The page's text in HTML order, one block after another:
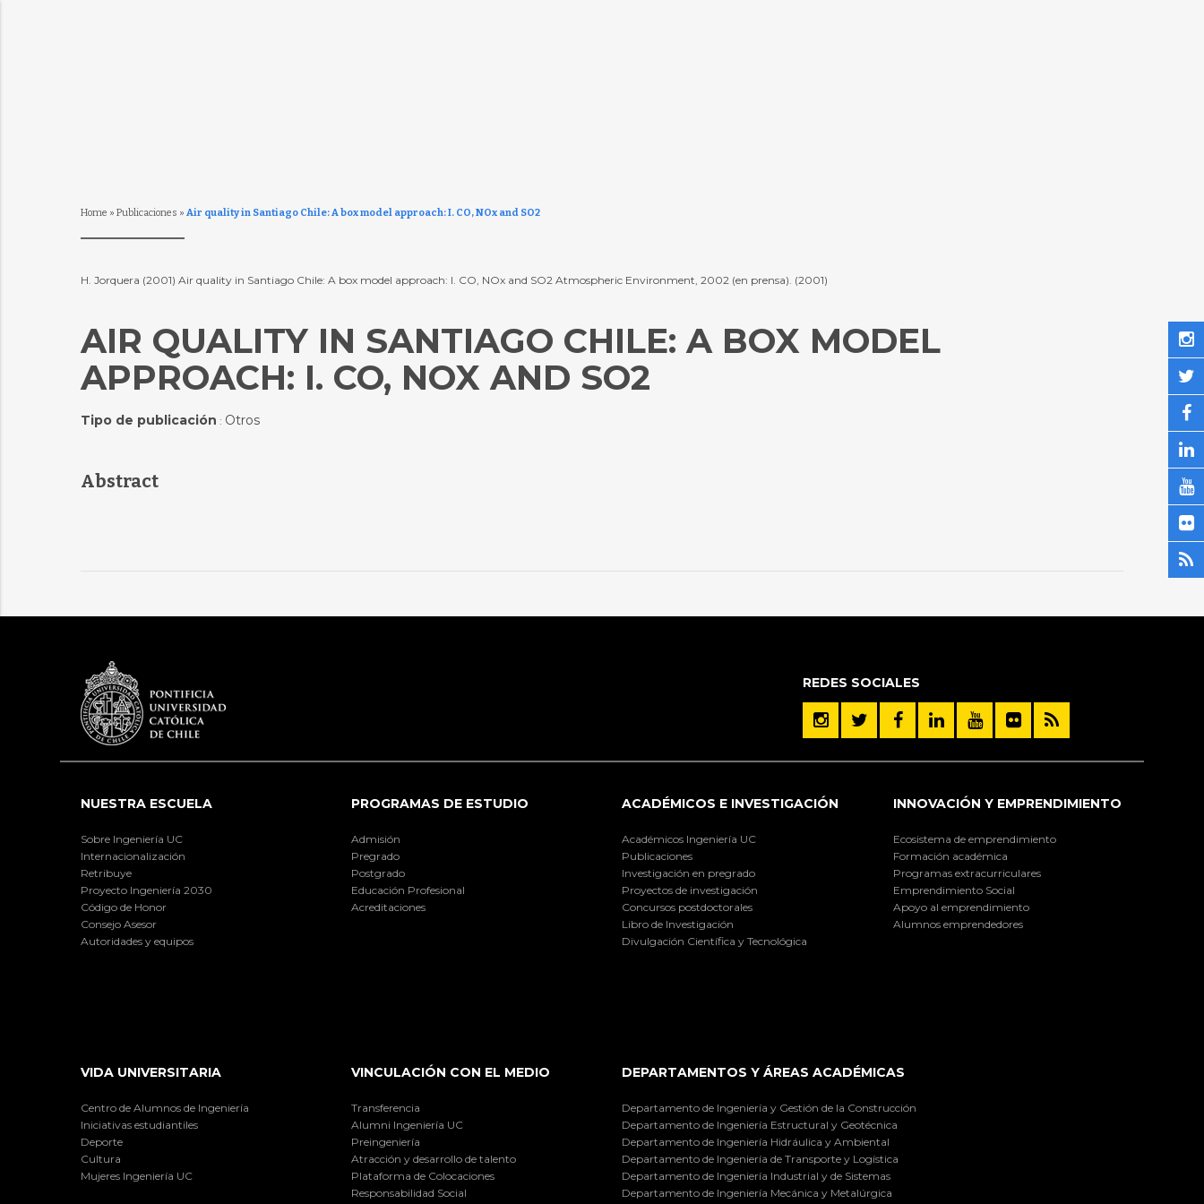
Home » Publicaciones » Air quality in Santiago Chile: A box model approach: I. CO, NOx and SO2
H. Jorquera (2001) Air quality in Santiago Chile: A box model approach: I. CO, NOx and SO2 Atmospheric Environment, 2002 (en prensa). (2001)
AIR QUALITY IN SANTIAGO CHILE: A BOX MODEL
APPROACH: I. CO, NOX AND SO2
Tipo de publicación : Otros
Abstract
REDES SOCIALES
NUESTRA ESCUELA
Sobre Ingeniería UC
Internacionalización
Retribuye
Proyecto Ingeniería 2030
Código de Honor
Consejo Asesor
Autoridades y equipos
PROGRAMAS DE ESTUDIO
Admisión
Pregrado
Postgrado
Educación Profesional
Acreditaciones
ACADÉMICOS E INVESTIGACIÓN
Académicos Ingeniería UC
Publicaciones
Investigación en pregrado
Proyectos de investigación
Concursos postdoctorales
Libro de Investigación
Divulgación Científica y Tecnológica
INNOVACIÓN Y EMPRENDIMIENTO
Ecosistema de emprendimiento
Formación académica
Programas extracurriculares
Emprendimiento Social
Apoyo al emprendimiento
Alumnos emprendedores
VIDA UNIVERSITARIA
Centro de Alumnos de Ingeniería
Iniciativas estudiantiles
Deporte
Cultura
Mujeres Ingeniería UC
VINCULACIÓN CON EL MEDIO
Transferencia
Alumni Ingeniería UC
Preingeniería
Atracción y desarrollo de talento
Plataforma de Colocaciones
Responsabilidad Social
DEPARTAMENTOS Y ÁREAS ACADÉMICAS
Departamento de Ingeniería y Gestión de la Construcción
Departamento de Ingeniería Estructural y Geotécnica
Departamento de Ingeniería Hidráulica y Ambiental
Departamento de Ingeniería de Transporte y Logística
Departamento de Ingeniería Industrial y de Sistemas
Departamento de Ingeniería Mecánica y Metalúrgica